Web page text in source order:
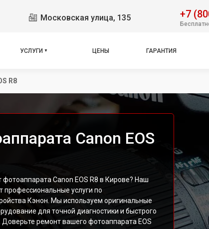
Московская улица, 135 +7
УСЛУГИ ЦЕНЫ ГАРАНТИЯ
R8
Canon EOS
Canon EOS R8 в Кирове? Наш
профессиональные услуги по
Кэнон. Мы используем оригинальные
для точной диагностики и быстрого
Доверьте ремонт вашего фотоаппарата EOS